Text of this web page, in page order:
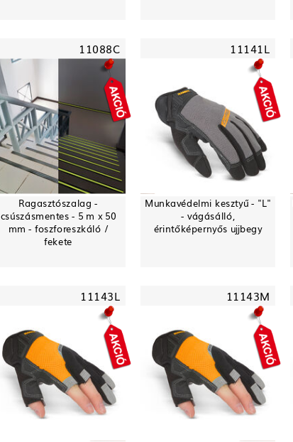
11088C
Ragasztószalag -
csúszásmentes - 5 m x 50
mm - foszforeszkáló /
fekete
11141L
Munkavédelmi kesztyű - "L"
- vágásálló,
érintőképernyős ujjbegy
11143L 11143M